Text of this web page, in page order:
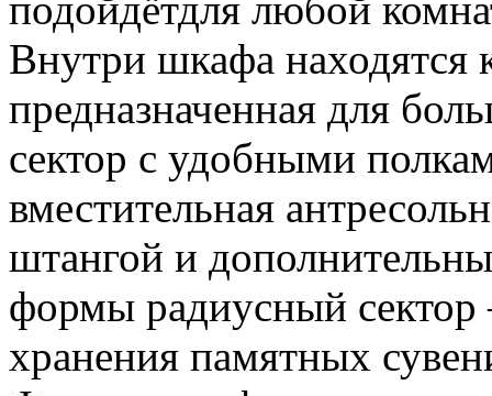
Внутри шкафа находятся
предназначенная для
сектор с удобными
вместительная
штангой и
формы радиусный
хранения памятных